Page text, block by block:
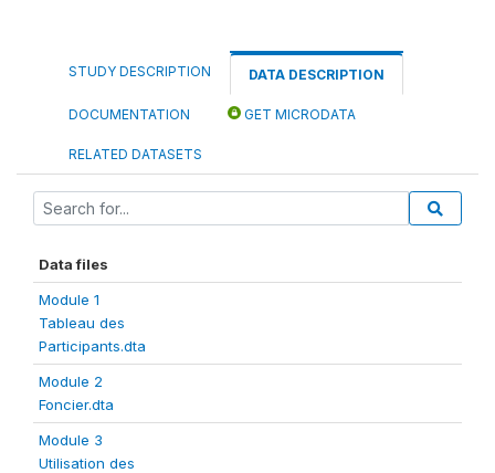
STUDY DESCRIPTION DATA DESCRIPTION
DOCUMENTATION GET MICRODATA
RELATED DATASETS
Data files
Module 1
Tableau des
Participants.dta
Module 2
Foncier.dta
Module 3
Utilisation des